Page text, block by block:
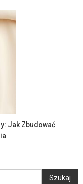
Jak Zbudować
Szukaj